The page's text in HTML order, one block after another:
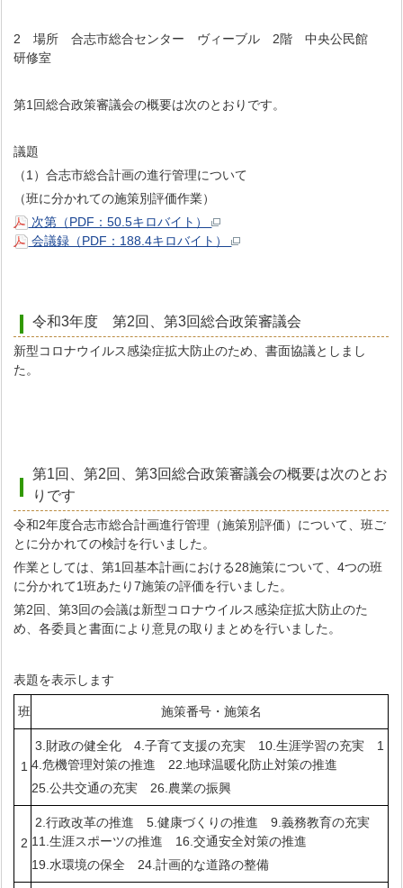
2 場所 合志市総合センター ヴィーブル 2階 中央公民館
研修室
第1回総合政策審議会の概要は次のとおりです。
議題
（1）合志市総合計画の進行管理について
（班に分かれての施策別評価作業）
次第（PDF：50.5キロバイト）
会議録（PDF：188.4キロバイト）
令和3年度 第2回、第3回総合政策審議会
新型コロナウイルス感染症拡大防止のため、書面協議としまし
た。
第1回、第2回、第3回総合政策審議会の概要は次のとお
りです
令和2年度合志市総合計画進行管理（施策別評価）について、班ご
とに分かれての検討を行いました。
作業としては、第1回基本計画における28施策について、4つの班
に分かれて1班あたり7施策の評価を行いました。
第2回、第3回の会議は新型コロナウイルス感染症拡大防止のた
め、各委員と書面により意見の取りまとめを行いました。
表題を表示します
班 施策番号・施策名
1
3.財政の健全化 4.子育て支援の充実 10.生涯学習の充実 1
4.危機管理対策の推進 22.地球温暖化防止対策の推進
25.公共交通の充実 26.農業の振興
2
2.行政改革の推進 5.健康づくりの推進 9.義務教育の充実
11.生涯スポーツの推進 16.交通安全対策の推進
19.水環境の保全 24.計画的な道路の整備